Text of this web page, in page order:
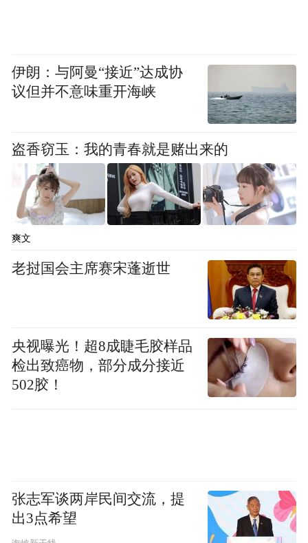
伊朗：与阿曼“接近”达成协
议但并不意味重开海峡
盗香窃玉：我的青春就是赌出来的
爽文
老挝国会主席赛宋蓬逝世
央视曝光！超8成睫毛胶样品
检出致癌物，部分成分接近
502胶！
张志军谈两岸民间交流，提
出3点希望